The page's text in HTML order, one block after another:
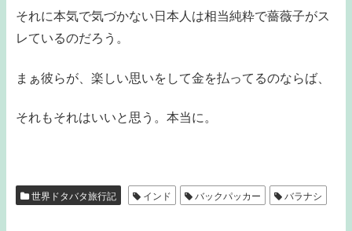
それに本気で気づかない日本人は相当純粋で薔薇子がス
レているのだろう。
まぁ彼らが、楽しい思いをして金を払ってるのならば、
それもそれはいいと思う。本当に。
世界ドタバタ旅行記 インド バックパッカー バラナシ